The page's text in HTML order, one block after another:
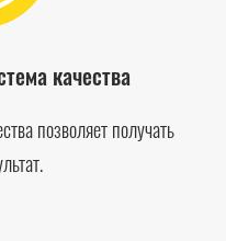
качества
позволяет получать